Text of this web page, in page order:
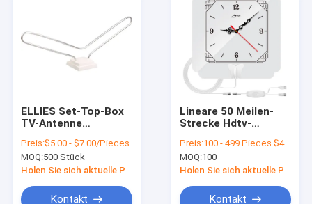
ELLIES Set-Top-Box
TV-Antenne
Preis:$5.00 - $7.00/Pieces
MOQ:500 Stück
Holen Sie sich aktuelle Preis
Kontakt
Lineare 50 Meilen-
Strecke Hdtv-
Hdtv-Innenantenne
Preis:100 - 499 Pieces $4.8 1000 - 2999 Pieces $4.20 >=3000 Pieces $3.50
MOQ:100
Holen Sie sich aktuelle Preis
Kontakt